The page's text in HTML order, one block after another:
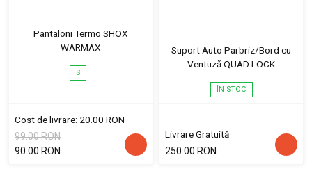
Pantaloni Termo SHOX
WARMAX
S
Cost de livrare: 20.00 RON
99.00 RON
90.00 RON
Suport Auto Parbriz/Bord cu
Ventuză QUAD LOCK
ÎN STOC
Livrare Gratuită
250.00 RON